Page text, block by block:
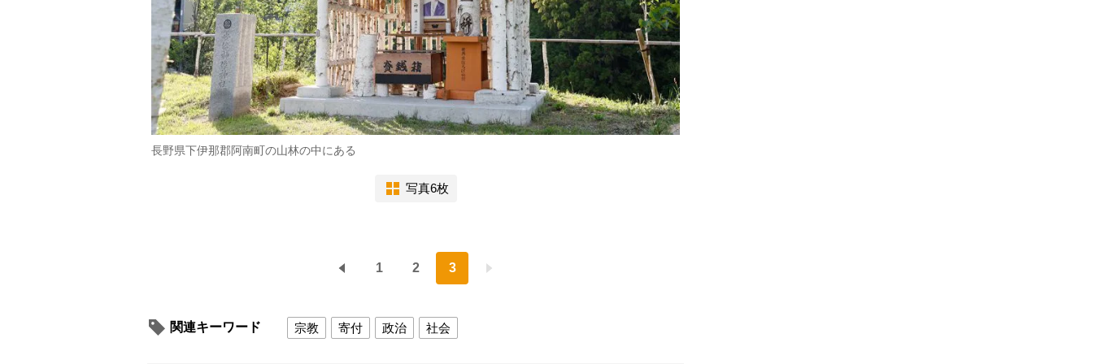
長野県下伊那郡阿南町の山林の中にある
写真6枚
1 2 3
関連キーワード 宗教 寄付 政治 社会